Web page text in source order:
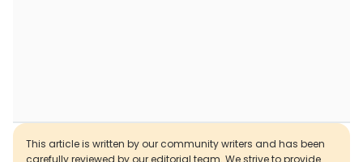
This article is written by our community writers and has been
carefully reviewed by our editorial team. We strive to provide